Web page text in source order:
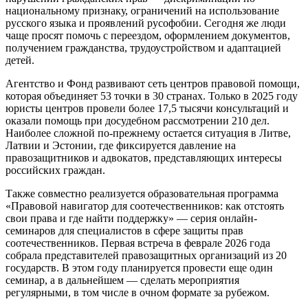
национальному признаку, ограничений на использование
русского языка и проявлений русофобии. Сегодня же люди
чаще просят помочь с переездом, оформлением документов,
получением гражданства, трудоустройством и адаптацией
детей.
Агентство и Фонд развивают сеть центров правовой помощи,
которая объединяет 53 точки в 30 странах. Только в 2025 году
юристы центров провели более 17,5 тысячи консультаций и
оказали помощь при досудебном рассмотрении 210 дел.
Наиболее сложной по-прежнему остается ситуация в Литве,
Латвии и Эстонии, где фиксируется давление на
правозащитников и адвокатов, представляющих интересы
российских граждан.
Также совместно реализуется образовательная программа
«Правовой навигатор для соотечественников: как отстоять
свои права и где найти поддержку» — серия онлайн-
семинаров для специалистов в сфере защиты прав
соотечественников. Первая встреча в феврале 2026 года
собрала представителей правозащитных организаций из 20
государств. В этом году планируется провести еще один
семинар, а в дальнейшем — сделать мероприятия
регулярными, в том числе в очном формате за рубежом.